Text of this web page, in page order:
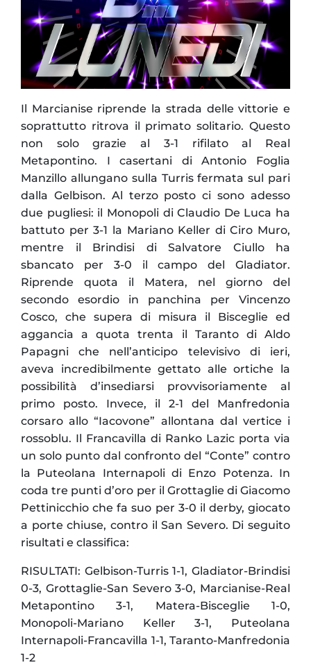
Il Marcianise riprende la strada delle vittorie e
soprattutto ritrova il primato solitario. Questo
non solo grazie al 3-1 rifilato al Real
Metapontino. I casertani di Antonio Foglia
Manzillo allungano sulla Turris fermata sul pari
dalla Gelbison. Al terzo posto ci sono adesso
due pugliesi: il Monopoli di Claudio De Luca ha
battuto per 3-1 la Mariano Keller di Ciro Muro,
mentre il Brindisi di Salvatore Ciullo ha
sbancato per 3-0 il campo del Gladiator.
Riprende quota il Matera, nel giorno del
secondo esordio in panchina per Vincenzo
Cosco, che supera di misura il Bisceglie ed
aggancia a quota trenta il Taranto di Aldo
Papagni che nell’anticipo televisivo di ieri,
aveva incredibilmente gettato alle ortiche la
possibilità d’insediarsi provvisoriamente al
primo posto. Invece, il 2-1 del Manfredonia
corsaro allo “Iacovone” allontana dal vertice i
rossoblu. Il Francavilla di Ranko Lazic porta via
un solo punto dal confronto del “Conte” contro
la Puteolana Internapoli di Enzo Potenza. In
coda tre punti d’oro per il Grottaglie di Giacomo
Pettinicchio che fa suo per 3-0 il derby, giocato
a porte chiuse, contro il San Severo. Di seguito
risultati e classifica:
RISULTATI: Gelbison-Turris 1-1, Gladiator-Brindisi
0-3, Grottaglie-San Severo 3-0, Marcianise-Real
Metapontino 3-1, Matera-Bisceglie 1-0,
Monopoli-Mariano Keller 3-1, Puteolana
Internapoli-Francavilla 1-1, Taranto-Manfredonia
1-2